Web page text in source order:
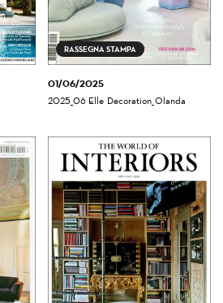
RASSEGNA STAMPA
01/06/2025
2025_06 Elle Decoration_Olanda